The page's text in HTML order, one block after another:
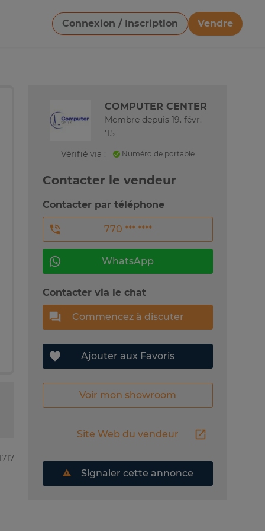
Connexion / Inscription
Vendre
Télécharger une image
COMPUTER CENTER
Membre depuis 19. févr.
'15
Vérifié via :
Numéro de portable
Contacter le vendeur
Contacter par téléphone
770 *** ****
WhatsApp
Contacter via le chat
Commencez à discuter
Ajouter aux Favoris
Voir mon showroom
Site Web du vendeur
Signaler cette annonce